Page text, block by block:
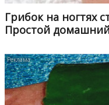
Грибок на ногтях
Простой